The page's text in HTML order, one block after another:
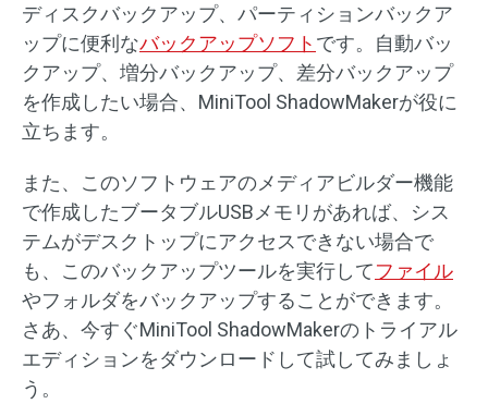
ディスクバックアップ、パーティションバックア
ップに便利なバックアップソフト です。自動バッ
クアップ、増分バックアップ、差分バックアップ
を作成したい場合、MiniTool ShadowMakerが役に
立ちます。
また、このソフトウェアのメディアビルダー機能
で作成したブータブルUSBメモリがあれば、シス
テムがデスクトップにアクセスできない場合で
も、このバックアップツールを実行してファイル
やフォルダをバックアップすることができます。
さあ、今すぐMiniTool ShadowMakerのトライアル
エディションをダウンロードして試してみましょ
う。